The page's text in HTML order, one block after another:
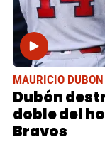
MAURICIO DUBON
Dubón
doble del
Bravos